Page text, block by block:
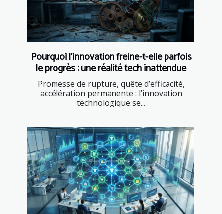
Pourquoi l’innovation freine-t-elle parfois
le progrès : une réalité tech inattendue
Promesse de rupture, quête d’efficacité,
accélération permanente : l’innovation
technologique se...